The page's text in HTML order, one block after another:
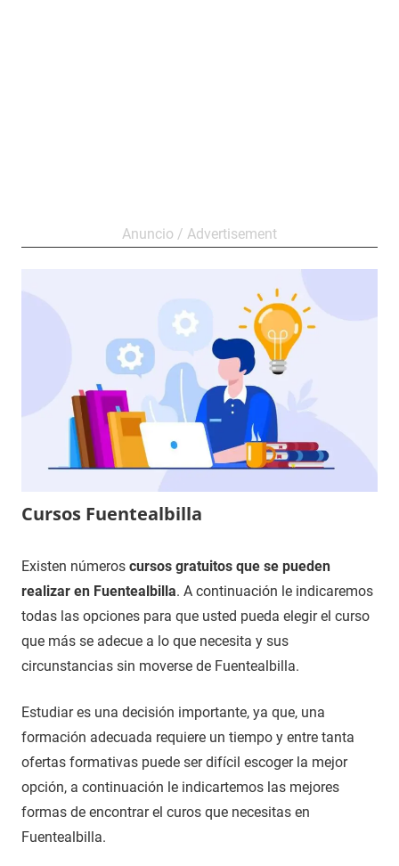
Cursos Fuentealbilla
26
de
noviembre
2020
Maria
Cursos
en
Albacete
Existen números cursos gratuitos que se pueden
realizar en Fuentealbilla. A continuación le indicaremos
todas las opciones para que usted pueda elegir el curso
que más se adecue a lo que necesita y sus
circunstancias sin moverse de Fuentealbilla.
Estudiar es una decisión importante, ya que, una
formación adecuada requiere un tiempo y entre tanta
ofertas formativas puede ser difícil escoger la mejor
opción, a continuación le indicartemos las mejores
formas de encontrar el curos que necesitas en
Fuentealbilla.